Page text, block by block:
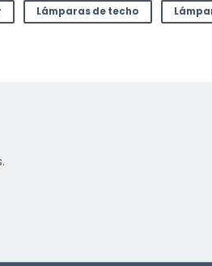
Lámparas de techo